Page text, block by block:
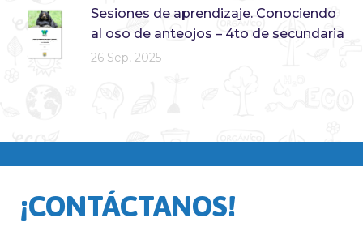
Sesiones de aprendizaje. Conociendo
al oso de anteojos – 4to de secundaria
26 Sep, 2025
¡CONTÁCTANOS!